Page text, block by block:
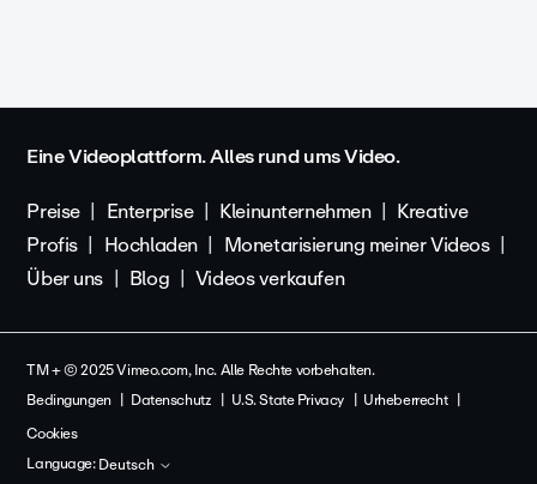
Eine Videoplattform. Alles rund ums Video.
Preise
Enterprise Kleinunternehmen
Kreative
Profis
Hochladen
Monetarisierung meiner Videos
Über uns
Blog Videos verkaufen
TM + © 2025 Vimeo.com, Inc. Alle Rechte vorbehalten.
Bedingungen
Datenschutz U.S. State Privacy
Urheberrecht
Cookies
Language:Deutsch